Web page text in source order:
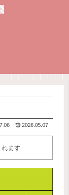
2026.05.07
ます